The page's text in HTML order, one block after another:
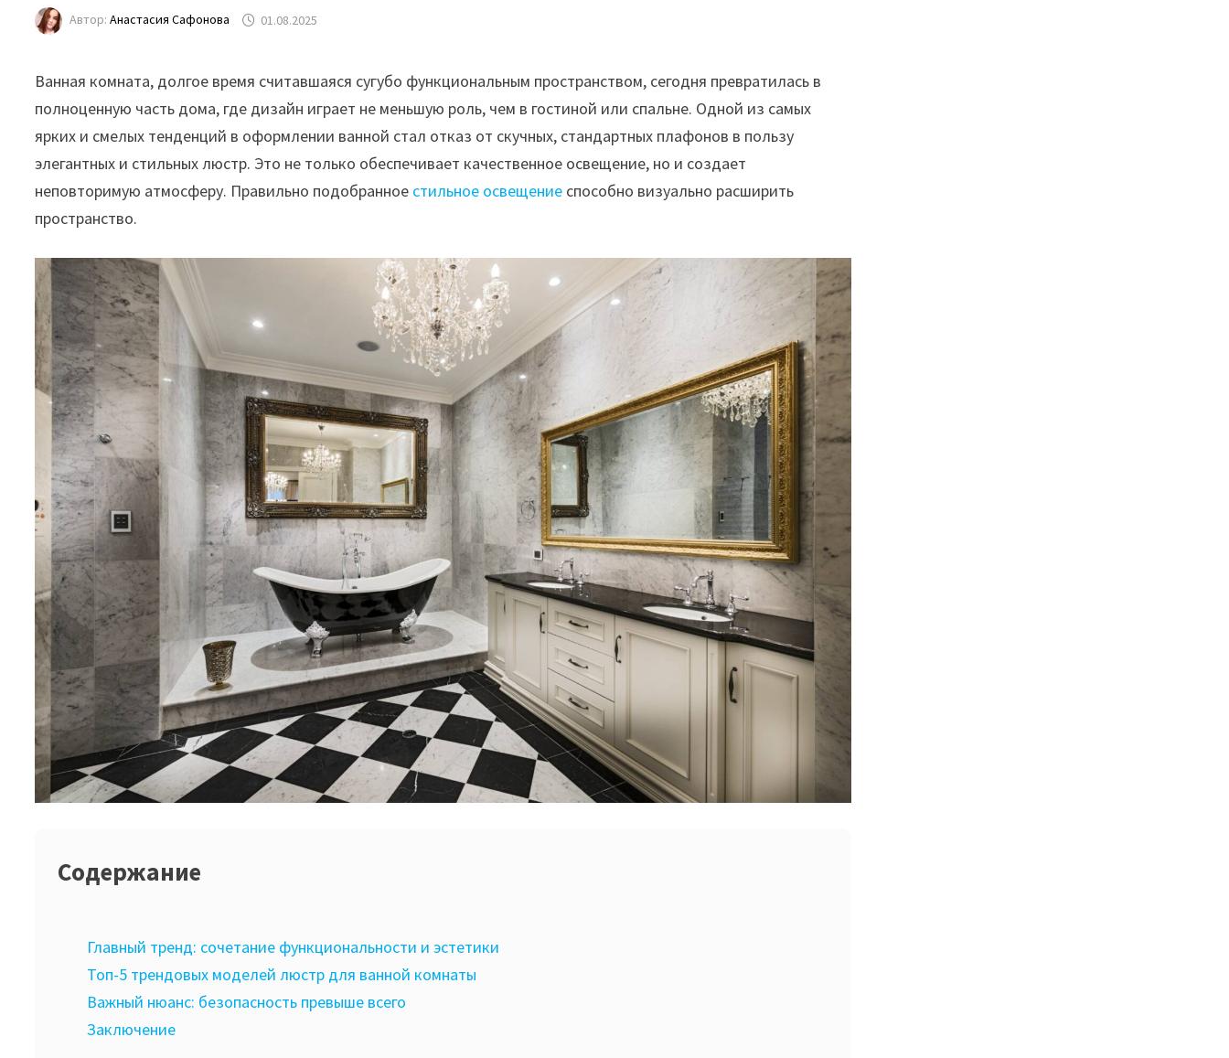
Автор:Анастасия Сафонова 01.08.2025
Ванная комната, долгое время считавшаяся сугубо функциональным пространством, сегодня превратилась в
полноценную часть дома, где дизайн играет не меньшую роль, чем в гостиной или спальне. Одной из самых
ярких и смелых тенденций в оформлении ванной стал отказ от скучных, стандартных плафонов в пользу
элегантных и стильных люстр. Это не только обеспечивает качественное освещение, но и создает
неповторимую атмосферу. Правильно подобранное стильное освещение способно визуально расширить
пространство.
Содержание
Главный тренд: сочетание функциональности и эстетики
Топ-5 трендовых моделей люстр для ванной комнаты
Важный нюанс: безопасность превыше всего
Заключение